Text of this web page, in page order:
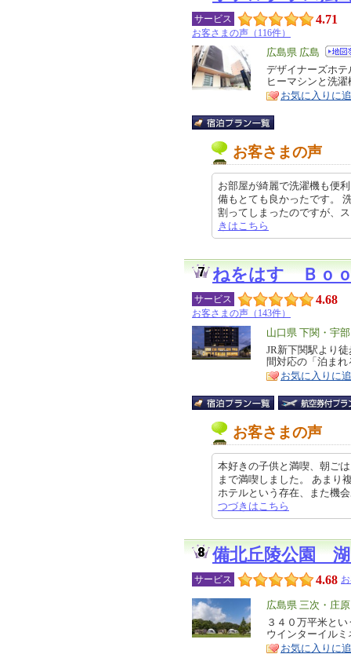
サービス 4.71
お客さまの声（116件）
エ
リ
ア
広島県 広島
特
徴
デザイナーズホ
ヒーマシンと洗
お気に入りに
お客さまの声
お部屋が綺麗で洗濯機も便
備もとても良かったです。
割ってしまったのですが、
きはこちら
ねをはす Ｂｏ
サービス 4.68
お客さまの声（143件）
エ
リ
ア
山口県 下関・宇部
特
徴
JR新下関駅より
間対応の「泊ま
お気に入りに
お客さまの声
本好きの子供と満喫、朝ご
まで満喫しました。 あまり
ホテルという存在、また機
つづきはこちら
備北丘陵公園
サービス 4.68
エ
リ
ア
広島県 三次・庄
特
徴
３４０万平米と
ウインターイル
お気に入りに